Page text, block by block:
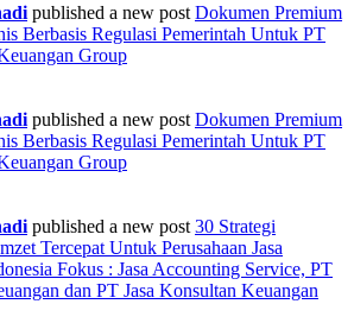
published a new post Dokumen Premium
Berbasis Regulasi Pemerintah Untuk PT
Group
published a new post Dokumen Premium
Berbasis Regulasi Pemerintah Untuk PT
Group
published a new post 30 Strategi
Tercepat Untuk Perusahaan Jasa
Fokus : Jasa Accounting Service, PT
dan PT Jasa Konsultan Keuangan